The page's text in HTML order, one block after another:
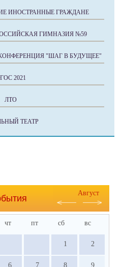
ИНОСТРАННЫЕ ГРАЖДАНЕ
ГИМНАЗИЯ №59
"ШАГ В БУДУЩЕЕ"
2021
ЛТО
ТЕАТР
Август
чт пт сб вс
1 2
6 7 8 9